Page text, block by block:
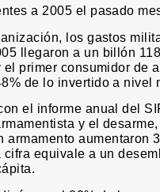
a 2005 el pasado
los gastos
llegaron a un billón
el primer consumidor de
de lo invertido a nivel
el informe anual del
y el
armamento aumentaron
cifra equivale a un